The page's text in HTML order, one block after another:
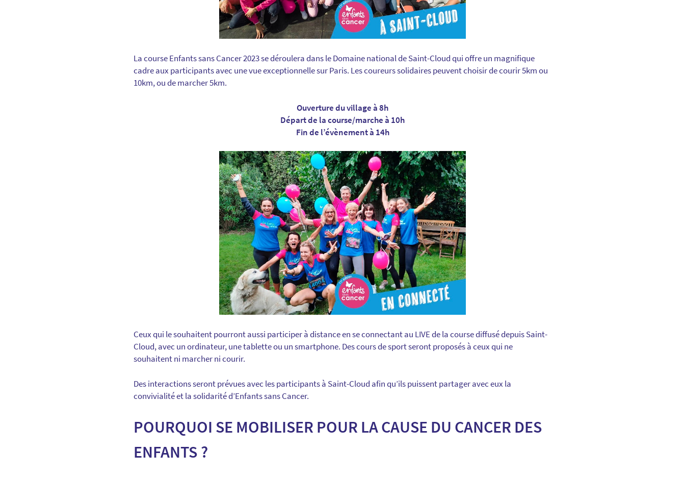
La course Enfants sans Cancer 2023 se déroulera dans le Domaine national de Saint-Cloud qui offre un magnifique
cadre aux participants avec une vue exceptionnelle sur Paris. Les coureurs solidaires peuvent choisir de courir 5km ou
10km, ou de marcher 5km.
Ouverture du village à 8h
Départ de la course/marche à 10h
Fin de l’évènement à 14h
Ceux qui le souhaitent pourront aussi participer à distance en se connectant au LIVE de la course diffusé depuis Saint-
Cloud, avec un ordinateur, une tablette ou un smartphone. Des cours de sport seront proposés à ceux qui ne
souhaitent ni marcher ni courir.
Des interactions seront prévues avec les participants à Saint-Cloud afin qu’ils puissent partager avec eux la
convivialité et la solidarité d’Enfants sans Cancer.
POURQUOI SE MOBILISER POUR LA CAUSE DU CANCER DES
ENFANTS ?